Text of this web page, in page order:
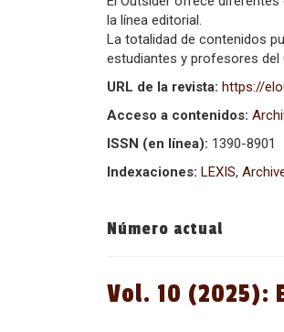
la línea editorial.
La totalidad de contenidos
estudiantes y profesores del
URL de la revista: https://
Acceso a contenidos:
ISSN (en línea): 1390-8901
Indexaciones: LEXIS,
Número actual
Vol. 10 (2025):